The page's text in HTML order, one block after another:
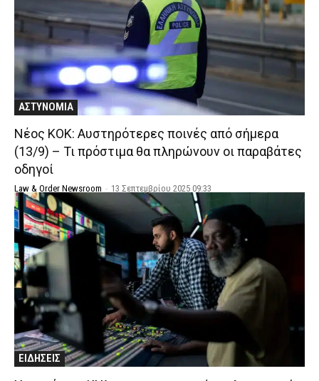
ΑΣΤΥΝΟΜΙΑ
Νέος ΚΟΚ: Αυστηρότερες ποινές από σήμερα
(13/9) – Τι πρόστιμα θα πληρώνουν οι παραβάτες
οδηγοί
Law & Order Newsroom - 13 Σεπτεμβρίου 2025 09:33
ΕΙΔΗΣΕΙΣ